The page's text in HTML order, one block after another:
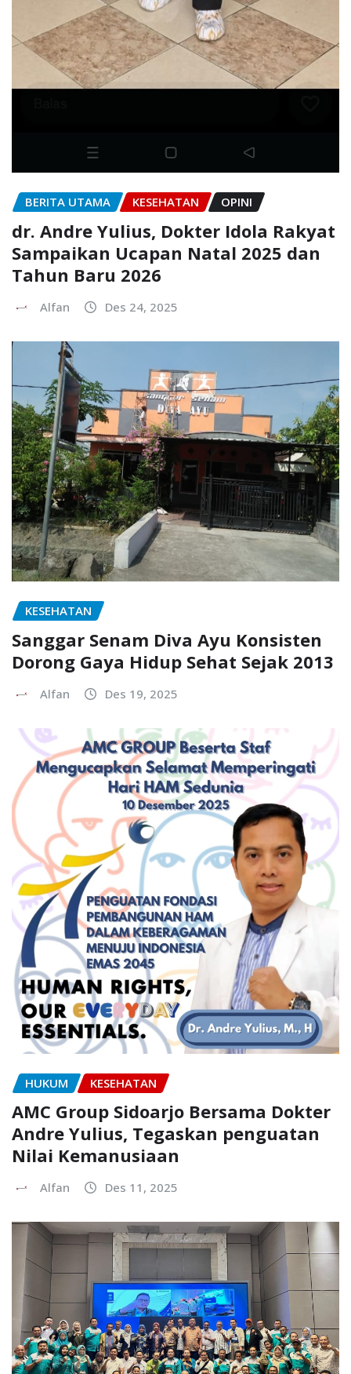
BERITA UTAMA KESEHATAN OPINI
dr. Andre Yulius, Dokter Idola Rakyat
Sampaikan Ucapan Natal 2025 dan
Tahun Baru 2026
Alfan Des 24, 2025
KESEHATAN
Sanggar Senam Diva Ayu Konsisten
Dorong Gaya Hidup Sehat Sejak 2013
Alfan Des 19, 2025
HUKUM KESEHATAN
AMC Group Sidoarjo Bersama Dokter
Andre Yulius, Tegaskan penguatan
Nilai Kemanusiaan
Alfan Des 11, 2025